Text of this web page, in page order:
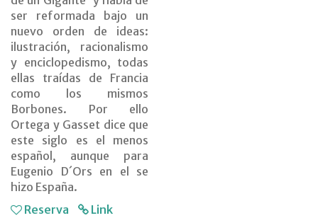
ser reformada bajo un
nuevo orden de ideas:
ilustración, racionalismo
y enciclopedismo, todas
ellas traídas de Francia
como los mismos
Borbones. Por ello
Ortega y Gasset dice que
este siglo es el menos
español, aunque para
Eugenio D´Ors en el se
hizo España.
Reserva
Link